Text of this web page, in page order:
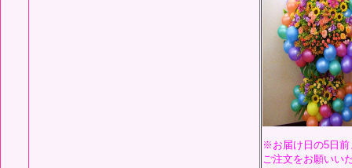
※お届け日の5日前
ご注文をお願いい